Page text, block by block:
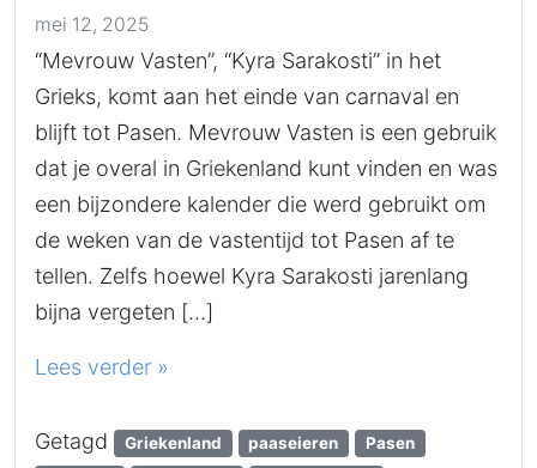
mei 12, 2025
“Mevrouw Vasten”, “Kyra Sarakosti” in het
Grieks, komt aan het einde van carnaval en
blijft tot Pasen. Mevrouw Vasten is een gebruik
dat je overal in Griekenland kunt vinden en was
een bijzondere kalender die werd gebruikt om
de weken van de vastentijd tot Pasen af ​​te
tellen. Zelfs hoewel Kyra Sarakosti jarenlang
bijna vergeten […]
Lees verder »
Getagd Griekenland paaseieren
Pasen